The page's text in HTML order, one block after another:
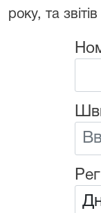
року, та